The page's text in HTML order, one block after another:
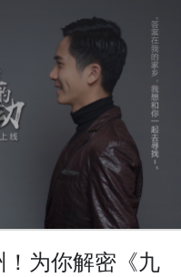
为你解密《九